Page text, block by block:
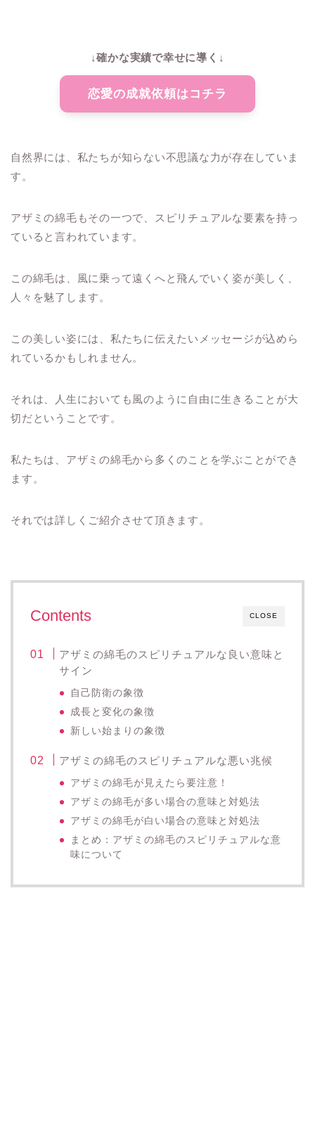
↓確かな実績で幸せに導く↓
恋愛の成就依頼はコチラ
自然界には、私たちが知らない不思議な力が存在していま
す。
アザミの綿毛もその一つで、スピリチュアルな要素を持っ
ていると言われています。
この綿毛は、風に乗って遠くへと飛んでいく姿が美しく、
人々を魅了します。
この美しい姿には、私たちに伝えたいメッセージが込めら
れているかもしれません。
それは、人生においても風のように自由に生きることが大
切だということです。
私たちは、アザミの綿毛から多くのことを学ぶことができ
ます。
それでは詳しくご紹介させて頂きます。
CLOSE
Contents
アザミの綿毛のスピリチュアルな良い意味と
サイン
自己防衛の象徴
成長と変化の象徴
新しい始まりの象徴
アザミの綿毛のスピリチュアルな悪い兆候
アザミの綿毛が見えたら要注意！
アザミの綿毛が多い場合の意味と対処法
アザミの綿毛が白い場合の意味と対処法
まとめ：アザミの綿毛のスピリチュアルな意
味について